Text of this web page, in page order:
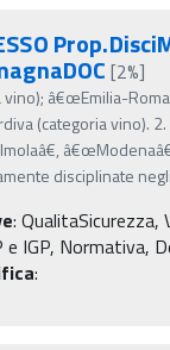
[2%]
â€œEmilia-
(categoria vino).
disciplinate
:
e IGP, Normativa,
: